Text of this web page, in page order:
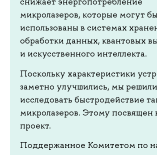
микролазеров, которые могут
использованы в системах
обработки данных, квантовых
и искусственного интеллекта.
Поскольку характеристики
заметно улучшились, мы решили
исследовать быстродействие
микролазеров. Этому посвящен
проект.
Поддержанное Комитетом по